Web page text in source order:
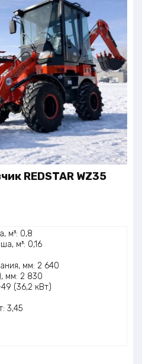
REDSTAR WZ35
м³: 0,8
м³: 0,16
мм: 2 640
мм: 2 830
(36,2 кВт)
3,45